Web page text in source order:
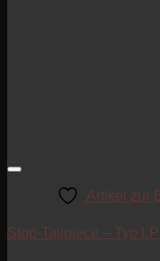
Artikel zur
Stop-Tailpiece – Typ